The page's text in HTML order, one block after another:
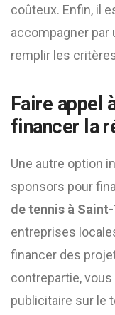
coûteux. Enfin, il
accompagner par
remplir les
Faire appel
financer la
Une autre option
sponsors pour
de tennis à
entreprises
financer des
contrepartie,
publicitaire sur le